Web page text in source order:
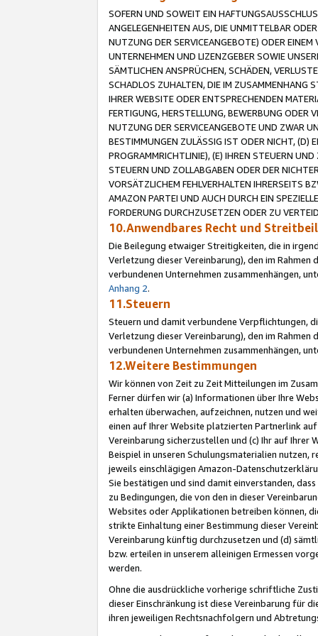
SOFERN UND SOWEIT EIN
ANGELEGENHEITEN AUS, DIE UNMITTELBAR
NUTZUNG DER SERVICEANGEBOTE) ODER
UNTERNEHMEN UND LIZENZGEBER SOWIE
SÄMTLICHEN ANSPRÜCHEN, SCHÄDEN,
SCHADLOS ZUHALTEN, DIE IM ZUSAMMENHANG
IHRER WEBSITE ODER ENTSPRECHENDEN
FERTIGUNG, HERSTELLUNG, BEWERBUNG ODER
NUTZUNG DER SERVICEANGEBOTE UND ZWAR
BESTIMMUNGEN ZULÄSSIG IST ODER NICHT, (D)
PROGRAMMRICHTLINIE), (E) IHREN STEUERN
STEUERN UND ZOLLABGABEN ODER DER
VORSÄTZLICHEM FEHLVERHALTEN IHRERSEITS
AMAZON PARTEI UND AUCH DURCH EIN
FORDERUNG DURCHZUSETZEN ODER ZU
10.Anwendbares Recht und
Die Beilegung etwaiger Streitigkeiten, die in
Verletzung dieser Vereinbarung), den im
verbundenen Unternehmen zusammenhängen,
Anhang 2.
11.Steuern
Steuern und damit verbundene Verpflichtungen,
Verletzung dieser Vereinbarung), den im
verbundenen Unternehmen zusammenhängen,
12.Weitere Bestimmungen
Wir können von Zeit zu Zeit Mitteilungen im
Ferner dürfen wir (a) Informationen über Ihre
erhalten überwachen, aufzeichnen, nutzen und
einen auf Ihrer Website platzierten Partnerlink
Vereinbarung sicherzustellen und (c) Ihr auf
Beispiel in unseren Schulungsmaterialien
jeweils einschlägigen Amazon-
Sie bestätigen und sind damit einverstanden,
zu Bedingungen, die von den in dieser
Websites oder Applikationen betreiben können,
strikte Einhaltung einer Bestimmung dieser
Vereinbarung künftig durchzusetzen und (d)
bzw. erteilen in unserem alleinigen Ermessen
werden.
Ohne die ausdrückliche vorherige schriftliche
dieser Einschränkung ist diese Vereinbarung für
ihren jeweiligen Rechtsnachfolgern und